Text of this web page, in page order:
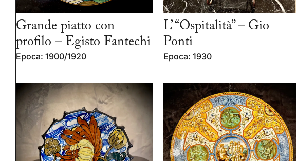
Grande piatto con
profilo – Egisto Fantechi
Epoca: 1900/1920
L’ “Ospitalità” – Gio
Ponti
Epoca: 1930